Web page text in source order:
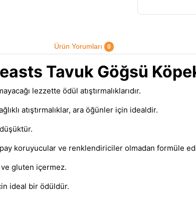
Ürün Yorumları 0
Tavuk Göğsü
lezzette ödül atıştırmalıklarıdır.
atıştırmalıklar, ara öğünler için idealdir.
koruyucular ve renklendiriciler olmadan formüle
ve gluten içermez.
ideal bir ödüldür.